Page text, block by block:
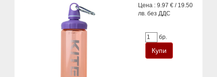
Цена : 9.97 € / 19.50
лв. без ДДС
бр.